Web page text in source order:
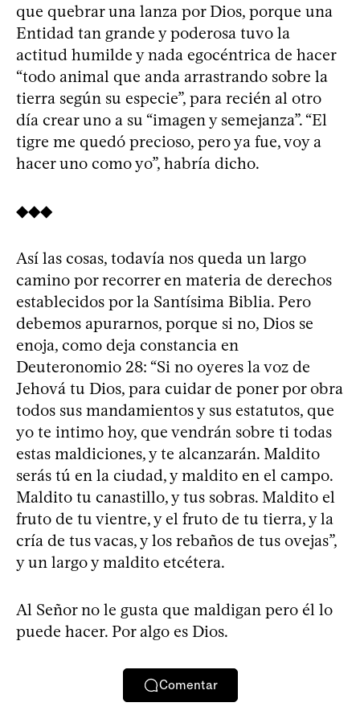
que quebrar una lanza por Dios, porque una
Entidad tan grande y poderosa tuvo la
actitud humilde y nada egocéntrica de hacer
“todo animal que anda arrastrando sobre la
tierra según su especie”, para recién al otro
día crear uno a su “imagen y semejanza”. “El
tigre me quedó precioso, pero ya fue, voy a
hacer uno como yo”, habría dicho.
◆◆◆
Así las cosas, todavía nos queda un largo
camino por recorrer en materia de derechos
establecidos por la Santísima Biblia. Pero
debemos apurarnos, porque si no, Dios se
enoja, como deja constancia en
Deuteronomio 28: “Si no oyeres la voz de
Jehová tu Dios, para cuidar de poner por obra
todos sus mandamientos y sus estatutos, que
yo te intimo hoy, que vendrán sobre ti todas
estas maldiciones, y te alcanzarán. Maldito
serás tú en la ciudad, y maldito en el campo.
Maldito tu canastillo, y tus sobras. Maldito el
fruto de tu vientre, y el fruto de tu tierra, y la
cría de tus vacas, y los rebaños de tus ovejas”,
y un largo y maldito etcétera.
Al Señor no le gusta que maldigan pero él lo
puede hacer. Por algo es Dios.
Comentar